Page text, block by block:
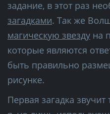
задание, в этот раз
загадками. Так же
магическую звезду на
которые являются
быть правильно
рисунке.
Первая загадка